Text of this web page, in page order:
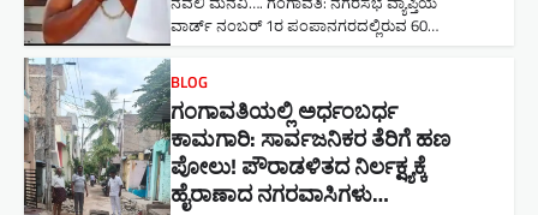
ವಾರ್ಡ್ ನಂಬರ್ 1ರ ಪಂಪಾನಗರದಲ್ಲಿರುವ 60…
BLOG
ಗಂಗಾವತಿಯಲ್ಲಿ ಅರ್ಧಂಬರ್ಧ
ಕಾಮಗಾರಿ: ಸಾರ್ವಜನಿಕರ ತೆರಿಗೆ ಹಣ
ಪೋಲು! ಪೌರಾಡಳಿತದ ನಿರ್ಲಕ್ಷ್ಯಕ್ಕೆ
ಹೈರಾಣಾದ ನಗರವಾಸಿಗಳು​…